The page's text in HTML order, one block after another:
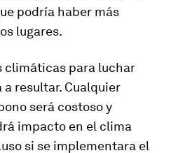
podría haber más
lugares.
climáticas para luchar
resultar. Cualquier
será costoso y
impacto en el clima
si se implementara el